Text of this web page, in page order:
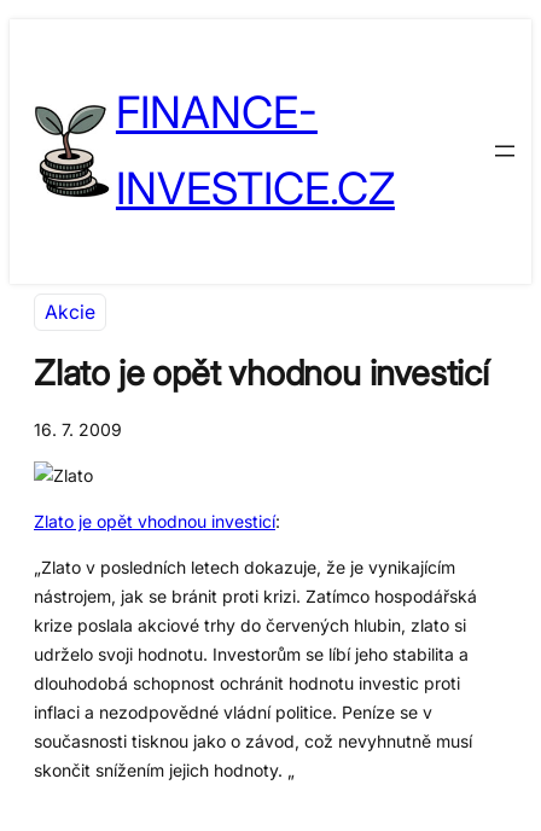
FINANCE-
INVESTICE.CZ
Akcie
Zlato je opět vhodnou investicí
16. 7. 2009
Zlato je opět vhodnou investicí:
„Zlato v posledních letech dokazuje, že je vynikajícím
nástrojem, jak se bránit proti krizi. Zatímco hospodářská
krize poslala akciové trhy do červených hlubin, zlato si
udrželo svoji hodnotu. Investorům se líbí jeho stabilita a
dlouhodobá schopnost ochránit hodnotu investic proti
inflaci a nezodpovědné vládní politice. Peníze se v
současnosti tisknou jako o závod, což nevyhnutně musí
skončit snížením jejich hodnoty. „